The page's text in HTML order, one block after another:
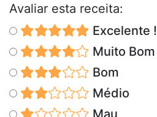
Avaliar esta receita:
Excelente !
Muito Bom
Bom
Médio
Mau